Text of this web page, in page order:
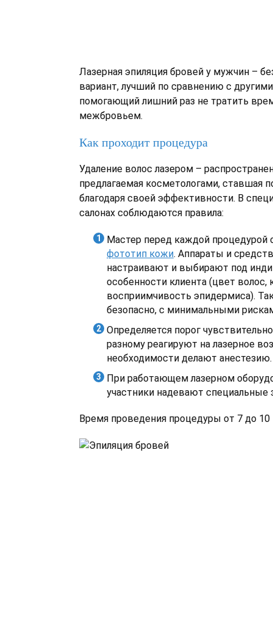
Лазерная эпиляция бровей у мужчин –
вариант, лучший по сравнению с
помогающий лишний раз не тратить
межбровьем.
Как проходит процедура
Удаление волос лазером –
предлагаемая косметологами, ставшая
благодаря своей эффективности. В
салонах соблюдаются правила:
Мастер перед каждой процедурой
фототип кожи. Аппараты и
настраивают и выбирают под
особенности клиента (цвет волос,
восприимчивость эпидермиса).
безопасно, с минимальными
Определяется порог
разному реагируют на лазерное
необходимости делают анестезию.
При работающем лазерном
участники надевают
Время проведения процедуры от 7 до 10